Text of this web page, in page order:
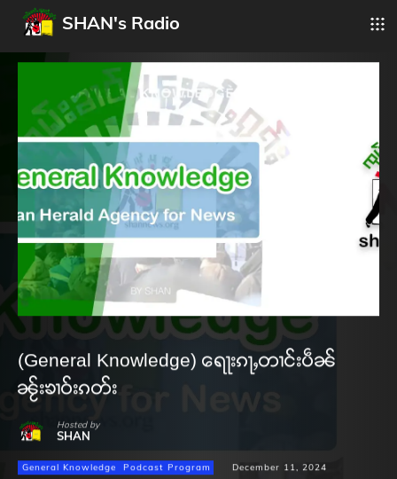
SHAN's Radio
(General Knowledge) ရေႃးၵႃႇတၢင်းပဵၼ်
ၼႂ်းၶၢဝ်းၵတ်း
Hosted by
SHAN
General Knowledge Podcast Program December 11, 2024